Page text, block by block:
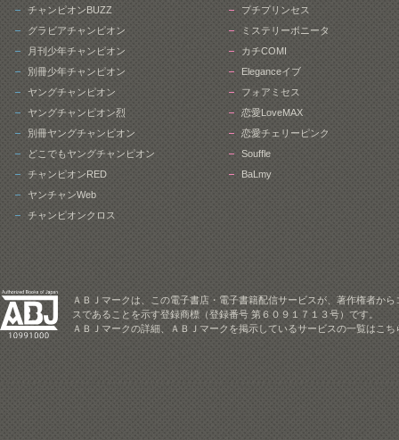
チャンピオンBUZZ
グラビアチャンピオン
月刊少年チャンピオン
別冊少年チャンピオン
ヤングチャンピオン
ヤングチャンピオン烈
別冊ヤングチャンピオン
どこでもヤングチャンピオン
チャンピオンRED
ヤンチャンWeb
チャンピオンクロス
プチプリンセス
ミステリーボニータ
カチCOMI
Eleganceイブ
フォアミセス
恋愛LoveMAX
恋愛チェリーピンク
Souffle
BaLmy
ＡＢＪマークは、この電子書店・電子書籍配信サービスが、著作権者か
スであることを示す登録商標（登録番号 第６０９１７１３号）です。
ＡＢＪマークの詳細、ＡＢＪマークを掲示しているサービスの一覧はこ